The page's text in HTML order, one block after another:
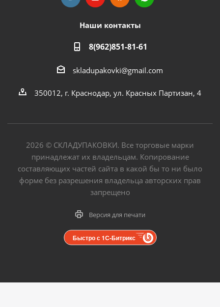
Наши контакты
8(962)851-81-61
skladupakovki@gmail.com
350012, г. Краснодар, ул. Красных Партизан, 4
2026 © СКЛАДУПАКОВКИ. Все торговые марки
принадлежат их владельцам. Копирование
составляющих частей сайта в какой бы то ни было
форме без разрешения владельца авторских прав
запрещено
Версия для печати
Быстро с 1С-Битрикс